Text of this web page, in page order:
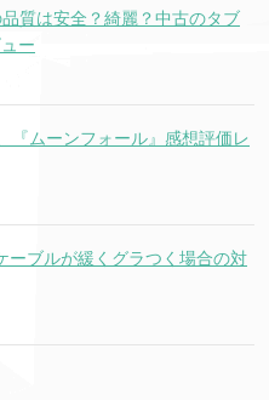
質は安全？綺麗？中古のタブ
ー
『ムーンフォール』感想評価レ
ーブルが緩くグラつく場合の対